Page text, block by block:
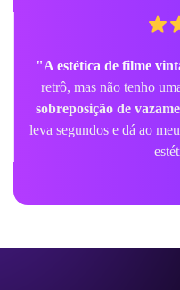
"A estética de filme
retrô, mas não tenho
sobreposição de
leva segundos e dá ao